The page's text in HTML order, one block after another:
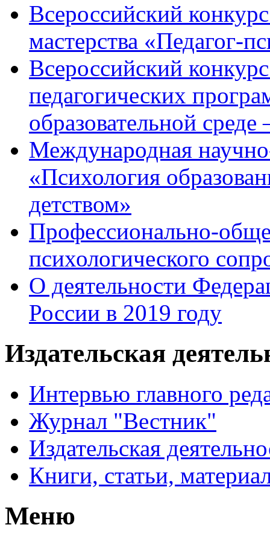
Всероссийский
мастерства «Педагог-
Всероссийский
педагогических
образовательной
Международная
«Психология
детством»
Профессионально-
психологического
О деятельности
России в 2019 году
Издательская
Интервью главного
Журнал "Вестник"
Издательская
Книги, статьи,
Меню